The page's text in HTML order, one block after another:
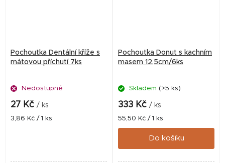
Pochoutka Dentální kříže s
mátovou příchutí 7ks
Nedostupné
27 Kč / ks
Měrná
3,86 Kč / 1 ks
Pochoutka Donut s kachním
masem 12,5cm/6ks
Skladem (>5 ks)
333 Kč / ks
Měrná
cena:
55,50 Kč / 1 ks
Do košíku